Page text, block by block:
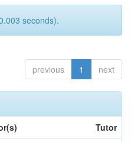
seconds).
previous 1 next
Tutor